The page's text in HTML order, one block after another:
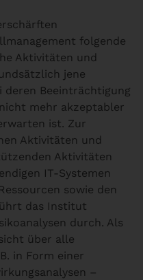
folgende
Aktivitäten und
jene
deren Beeinträchtigung
mehr akzeptabler
ist. Zur
Aktivitäten und
Aktivitäten
IT-Systemen
sowie den
das Institut
durch. Als
über alle
in Form einer
–